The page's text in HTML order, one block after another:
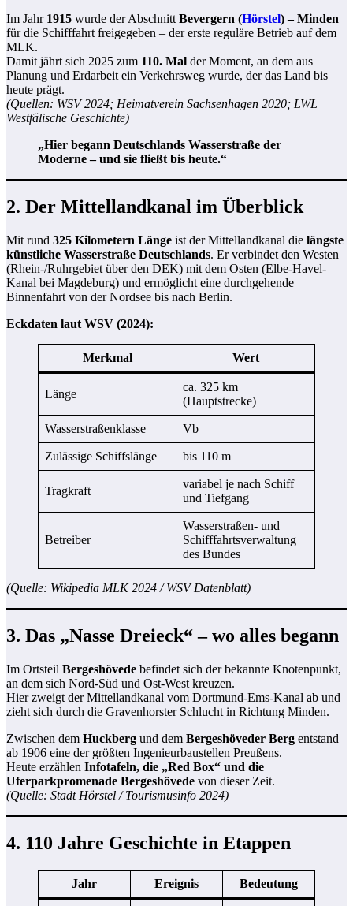
Im Jahr 1915 wurde der Abschnitt Bevergern (Hörstel) – Minden
für die Schifffahrt freigegeben – der erste reguläre Betrieb auf dem
MLK.
Damit jährt sich 2025 zum 110. Mal der Moment, an dem aus
Planung und Erdarbeit ein Verkehrsweg wurde, der das Land bis
heute prägt.
(Quellen: WSV 2024; Heimatverein Sachsenhagen 2020; LWL
Westfälische Geschichte)
„Hier begann Deutschlands Wasserstraße der
Moderne – und sie fließt bis heute.“
2. Der Mittellandkanal im Überblick
Mit rund 325 Kilometern Länge ist der Mittellandkanal die längste
künstliche Wasserstraße Deutschlands. Er verbindet den Westen
(Rhein-/Ruhrgebiet über den DEK) mit dem Osten (Elbe-Havel-
Kanal bei Magdeburg) und ermöglicht eine durchgehende
Binnenfahrt von der Nordsee bis nach Berlin.
Eckdaten laut WSV (2024):
Merkmal Wert
Länge
ca. 325 km
(Hauptstrecke)
Wasserstraßenklasse Vb
Zulässige Schiffslänge bis 110 m
Tragkraft
variabel je nach Schiff
und Tiefgang
Betreiber
Wasserstraßen- und
Schifffahrtsverwaltung
des Bundes
(Quelle: Wikipedia MLK 2024 / WSV Datenblatt)
3. Das „Nasse Dreieck“ – wo alles begann
Im Ortsteil Bergeshövede befindet sich der bekannte Knotenpunkt,
an dem sich Nord-Süd und Ost-West kreuzen.
Hier zweigt der Mittellandkanal vom Dortmund-Ems-Kanal ab und
zieht sich durch die Gravenhorster Schlucht in Richtung Minden.
Zwischen dem Huckberg und dem Bergeshöveder Berg entstand
ab 1906 eine der größten Ingenieurbaustellen Preußens.
Heute erzählen Infotafeln, die „Red Box“ und die
Uferparkpromenade Bergeshövede von dieser Zeit.
(Quelle: Stadt Hörstel / Tourismusinfo 2024)
4. 110 Jahre Geschichte in Etappen
Jahr Ereignis Bedeutung